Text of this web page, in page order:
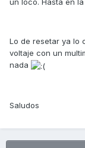
un loco. Hasta en
Lo de resetar ya lo
voltaje con un
nada
Saludos